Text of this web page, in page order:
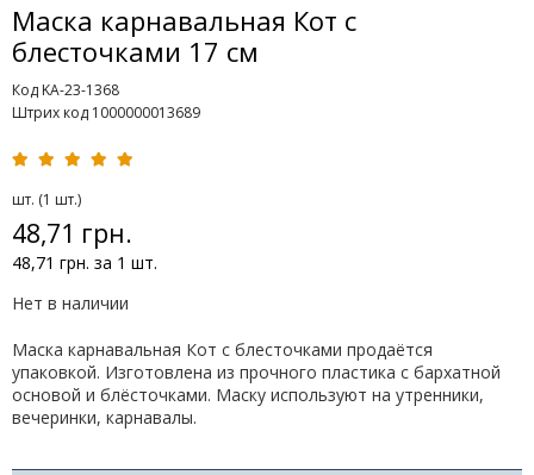
Маска карнавальная Кот с
блесточками 17 см
Код KA-23-1368
Штрих код 1000000013689
шт. (1 шт.)
48,71 грн.
48,71 грн. за 1 шт.
Нет в наличии
Маска карнавальная Кот с блесточками продаётся
упаковкой. Изготовлена из прочного пластика с бархатной
основой и блёсточками. Маску используют на утренники,
вечеринки, карнавалы.